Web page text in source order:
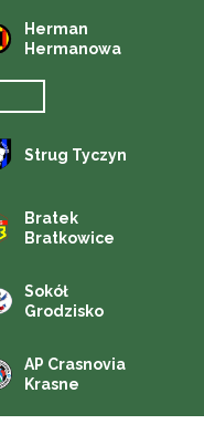
Herman
Hermanowa
Strug Tyczyn
Bratek
Bratkowice
Sokół
Grodzisko
AP Crasnovia
Krasne